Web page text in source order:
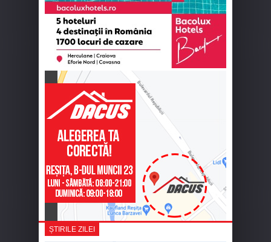
ȘTIRILE ZILEI